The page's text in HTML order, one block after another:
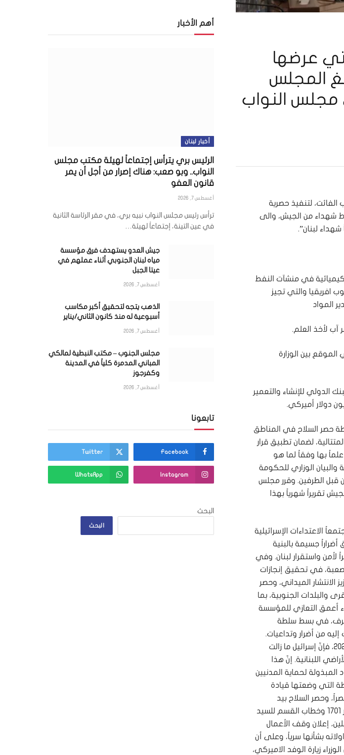
عرضها
المجلس
مجلس النواب
نستمع من قائد الجيش لشرح الخطة التي طالبناه بوضعها في جلسة 5 آب الفائت، لتنفيذ حصرية
شهداء من الجيش، والى
شهداء لبنان”.
في منشآت النفط
افريقيا والتي تجيز
المواد
آب لأخذ العلم.
بين الوزارة
الدولي للإنشاء والتعمير
حصر السلاح في المناطق
لضمان تطبيق قرار
بها وفقاً لما هو
الجمهورية والبيان الوزاري للحكومة
قبل الطرفين. وقرر مجلس
تقريراً شهرياً بهذا
الاعتداءات الإسرائيلية
جسيمة بالبنية
لأمن واستقرار لبنان. وفي
في تحقيق إنجازات
العدائية لعام ٢٠٢٤، من خلال تعزيز الانتشار الميداني، وحصر
والبلدات الجنوبية، بما
أعمق التعازي للمؤسسة
في بسط سلطة
من أضرار وتداعيات.
وعلى رغم التزام لبنان الكامل بروح ونصوص اتفاق وقف الأعمال العدائية لعام ٢٠٢٤، فإنّ إسرائيل ما زالت
اللبنانية. إنّ هذا
لحماية المدنيين
التي وضعتها قيادة
وحصر السلاح بيد
السلطات الشرعية وأخذ علماً بها وفقاً لما هو منصوص في اتفاق الطائف والقرار 1701 وخطاب القسم للسيد
إعلان وقف الأعمال
بشأنها سرياً، وعلى أن
زيارة الوفد الاميركي،
أهم الأخبار
أخبار لبنان
الرئيس بري يترأس إجتماعاً لهيئة مكتب مجلس
النواب.. وبو صعب: هناك إصرار من أجل أن يمر
قانون العفو
أغسطس 7, 2026
ترأس رئيس مجلس النواب نبيه بري، في مقر الرئاسة الثانية
في عين التينة، إجتماعاً لهيئة…
جيش العدو يستهدف فرق مؤسسة
مياه لبنان الجنوبي أثناء عملهم في
عيتا الجبل
أغسطس 7, 2026
الذهب يتجه لتحقيق أكبر مكاسب
أسبوعية له منذ كانون الثاني/يناير
أغسطس 7, 2026
مجلس الجنوب – مكتب النبطية لمالكي
المباني المدمرة كلياً في المدينة
وكفرجوز
أغسطس 7, 2026
تابعونا
Facebook
Twitter
Instagram
WhatsApp
البحث
البحث